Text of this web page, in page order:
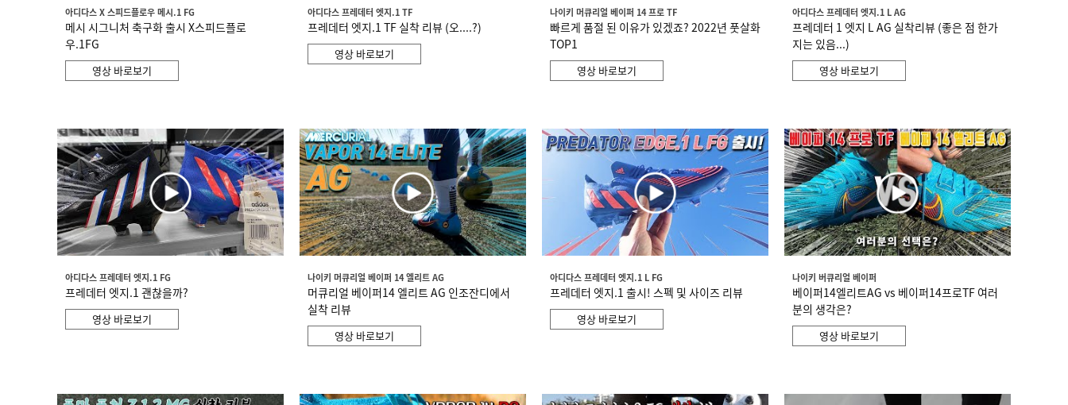
아디다스 X 스피드플로우 메시.1 FG
메시 시그니처 축구화 출시 X스피드플로
우.1FG
영상 바로보기
아디다스 프레데터 엣지.1 TF
프레데터 엣지.1 TF 실착 리뷰 (오....?)
영상 바로보기
나이키 머큐리얼 베이퍼 14 프로 TF
빠르게 품절 된 이유가 있겠죠? 2022년 풋살화
TOP1
영상 바로보기
아디다스 프레데터 엣지.1 L AG
프레데터 1 엣지 L AG 실착리뷰 (좋은 점 한가
지는 있음...)
영상 바로보기
아디다스 프레데터 엣지.1 FG
프레데터 엣지.1 괜찮을까?
영상 바로보기
나이키 머큐리얼 베이퍼 14 엘리트 AG
머큐리얼 베이퍼14 엘리트 AG 인조잔디에서
실착 리뷰
영상 바로보기
아디다스 프레데터 엣지.1 L FG
프레데터 엣지.1 출시! 스펙 및 사이즈 리뷰
영상 바로보기
나이키 버큐리얼 베이퍼
베이퍼14엘리트AG vs 베이퍼14프로TF 여러
분의 생각은?
영상 바로보기